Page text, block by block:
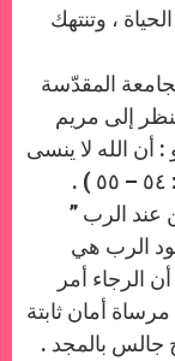
، وتنتهك
المقدّسة
إلى مريم
أن الله لا ينسى
عند الرب ”
وعود الرب هي
الرجاء أمر
أمان ثابتة
حيث المسيح جالس بالمجد .